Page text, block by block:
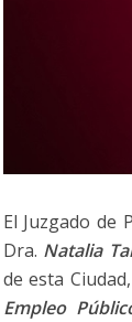
El Juzgado
Dra. Natalia
de esta
Empleo